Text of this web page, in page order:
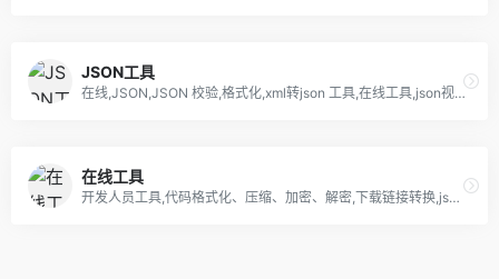
JSON工具
在线,JSON,JSON 校验,格式化,xml转json 工具,在线工具,json视图,可视化,程序,服务器,域名注册,正则表达式,测试,在线json格式化工具,json 格式化,json格式化工具,json字符串格式化,json 在线查看器,json在线,json 在线验证,json tools online,在线文字对比工具
在线工具
开发人员工具,代码格式化、压缩、加密、解密,下载链接转换,json格式化,正则测试工具,favicon在线制作,字帖工具,中文简繁体转换,迅雷下载链接转换,进制转换,二维码,照片压缩,pdf合并。